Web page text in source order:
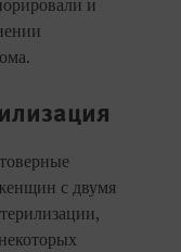
и
с двумя